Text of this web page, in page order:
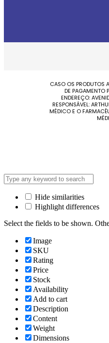
CASO OS PRODUTOS
DE PAGAMENTO
ENDEREÇO:
RESPONSÁVEL:
MÉDICO E O
Hide similarities
Highlight differences
Select the fields to be shown.
Image
SKU
Rating
Price
Stock
Availability
Add to cart
Description
Content
Weight
Dimensions